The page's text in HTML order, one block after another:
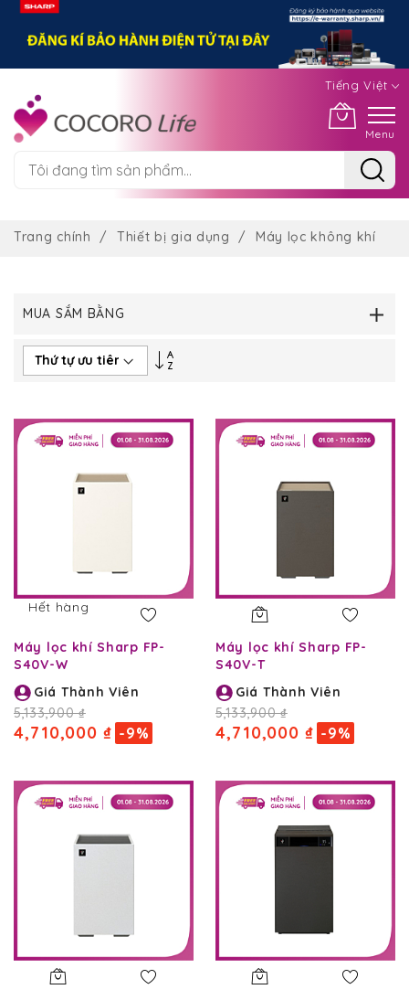
Tiếng Việt
Menu
nộiTrang chính Thiết bị gia dụng Máy lọc không khí
MUA SẮM BẰNG
giảm
Hết hàng
Máy lọc khí Sharp FP-
S40V-W
Giá Thành Viên
5,133,900 ₫
4,710,000 ₫ -9%
Máy lọc khí Sharp FP-
S40V-T
Giá Thành Viên
5,133,900 ₫
4,710,000 ₫ -9%